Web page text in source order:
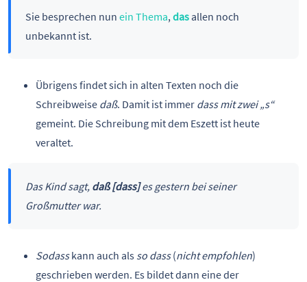
Sie besprechen nun ein Thema, dasallen noch
unbekannt ist.
Übrigens findet sich in alten Texten noch die
Schreibweise daß. Damit ist immer dass mit zwei „s“
gemeint. Die Schreibung mit dem Eszett ist heute
veraltet.
Das Kind sagt, daß [dass]es gestern bei seiner
Großmutter war.
Sodasskann auch als so dass(nicht empfohlen)
geschrieben werden. Es bildet dann eine der